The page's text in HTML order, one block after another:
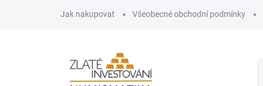
Jak nakupovat Všeobecné obchodní podmínky